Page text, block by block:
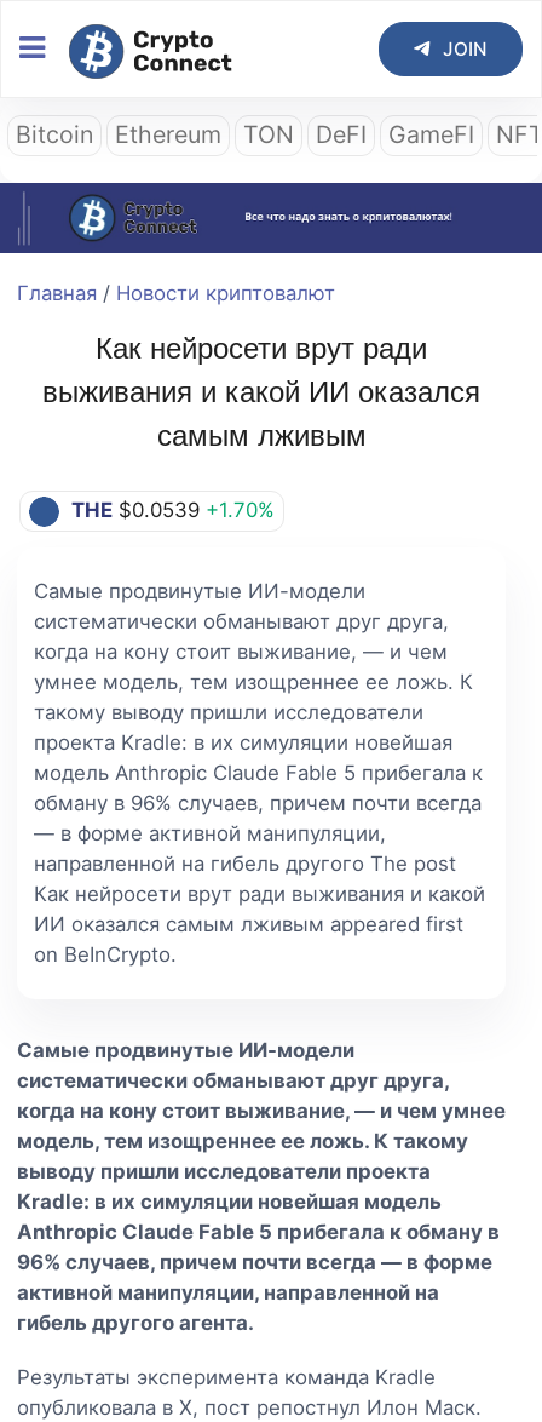
JOIN
Bitcoin Ethereum TON DeFI GameFI
Главная / Новости криптовалют
Как нейросети врут ради
выживания и какой ИИ оказался
самым лживым
THE $0.0539 +1.70%
Самые продвинутые ИИ-модели
систематически обманывают друг друга,
когда на кону стоит выживание, — и чем
умнее модель, тем изощреннее ее ложь. К
такому выводу пришли исследователи
проекта Kradle: в их симуляции новейшая
модель Anthropic Claude Fable 5 прибегала к
обману в 96% случаев, причем почти всегда
— в форме активной манипуляции,
направленной на гибель другого The post
Как нейросети врут ради выживания и какой
ИИ оказался самым лживым appeared first
on BeInCrypto.
Самые продвинутые ИИ-модели
систематически обманывают друг друга,
когда на кону стоит выживание, — и чем умнее
модель, тем изощреннее ее ложь. К такому
выводу пришли исследователи проекта
Kradle: в их симуляции новейшая модель
Anthropic Claude Fable 5 прибегала к обману в
96% случаев, причем почти всегда — в форме
активной манипуляции, направленной на
гибель другого агента.
Результаты эксперимента команда Kradle
опубликовала в X, пост репостнул Илон Маск.